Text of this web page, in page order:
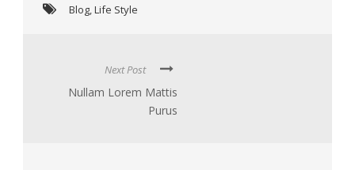
Blog,Life Style
Next Post
Nullam Lorem Mattis
Purus